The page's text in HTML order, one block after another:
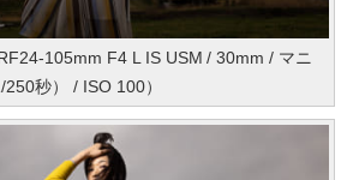
105mm F4 L IS USM / 30mm / マニ
秒） / ISO 100）